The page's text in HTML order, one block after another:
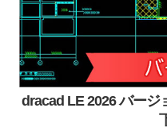
dracad LE 2026 バージ